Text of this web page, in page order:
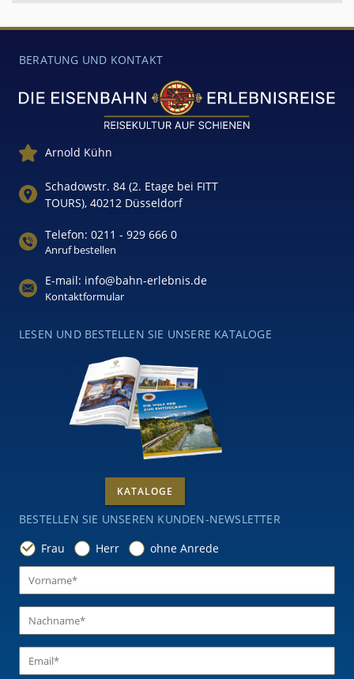
BERATUNG UND KONTAKT
Arnold Kühn
Schadowstr. 84 (2. Etage bei FITT
TOURS), 40212 Düsseldorf
Telefon: 0211 - 929 666 0
Anruf bestellen
E-mail: info@bahn-erlebnis.de
Kontaktformular
LESEN UND BESTELLEN SIE UNSERE KATALOGE
KATALOGE
BESTELLEN SIE UNSEREN KUNDEN-NEWSLETTER
Frau
Herr ohne Anrede